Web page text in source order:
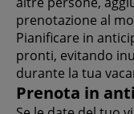
prenotazione al
Pianificare in
pronti, evitando
durante la tua
Prenota in